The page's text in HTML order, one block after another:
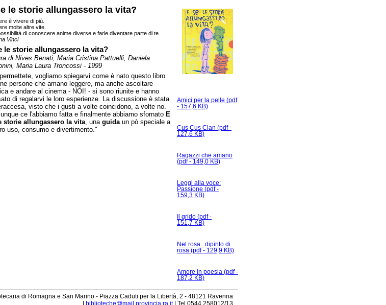
le storie allungassero la vita?
è vivere di più.
molte altre vite.
di conoscere anime diverse e farle diventare parte di te.
Vinci
le storie allungassero la vita?
di Nives Benati, Maria Cristina Pattuelli, Daniela
Maria Laura Troncossi - 1999
vogliamo spiegarvi come è nato questo libro.
persone che amano leggere, ma anche ascoltare
e andare al cinema - NOI! - si sono riunite e hanno
di regalarvi le loro esperienze. La discussione è stata
visto che i gusti a volte coincidono, a volte no.
ce l'abbiamo fatta e finalmente abbiamo sfornato E
storie allungassero la vita, una guidaun pò speciale a
uso, consumo e divertimento."
Amici per la pelle (pdf
- 157,6 KB)
Cus Cus Clan (pdf -
127,6 KB)
Ragazzi che amano
(pdf - 149,0 KB)
Leggi alla voce:
Passione (pdf -
159,3 KB)
Il grido (pdf -
151,7 KB)
Nel rosa...dipinto di
rosa (pdf - 129,9 KB)
Amore in poesia (pdf -
187,2 KB)
di Romagna e San Marino - Piazza Caduti per la Libertà, 2 - 48121 Ravenna
biblioteche@mail.provincia.ra.it| Tel 0544.258012/13